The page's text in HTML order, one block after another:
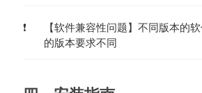
【软件兼容性问题】不同版本的
的版本要求不同